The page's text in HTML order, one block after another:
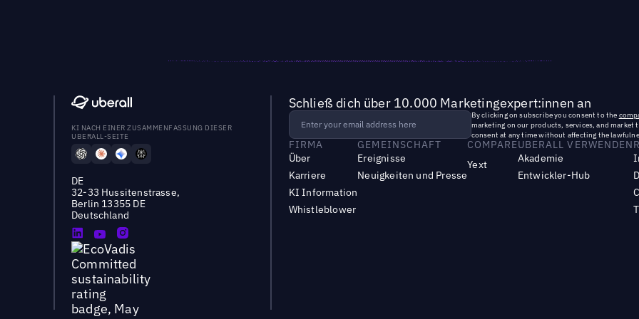
KI NACH EINER ZUSAMMENFASSUNG DIESER
UBERALL-SEITE
DE
32-33 Hussitenstrasse,
Berlin 13355 DE
Deutschland
Schließ dich über 10.000 Marketingexpert:innen an
By clicking on subscribe you consent to the
marketing on our products, services, and market
consent at any time without affecting the
FIRMA
Über
Karriere
KI Information
Whistleblower
GEMEINSCHAFT
Ereignisse
Neuigkeiten und Presse
COMPARE
Yext
UBERALL VERWENDEN
Akademie
Entwickler-Hub